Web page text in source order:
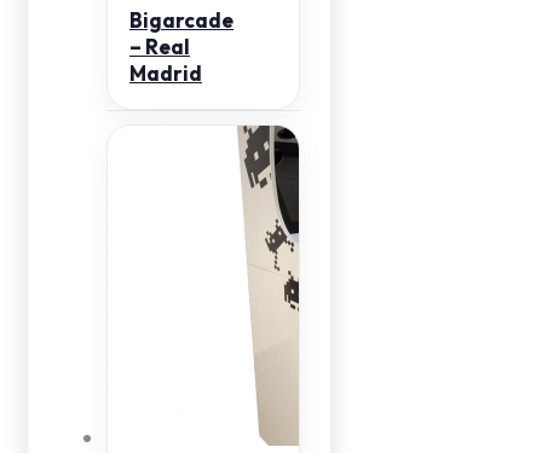
Bigarcade
– Real
Madrid